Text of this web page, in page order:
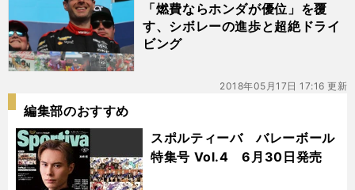
テ
ィ
ー
バ
「燃費ならホンダが優位」を覆
す、シボレーの進歩と超絶ドライ
ビング
2018年05月17日 17:16 更新
編集部のおすすめ
スポルティーバ バレーボール
特集号 Vol.4 6月30日発売